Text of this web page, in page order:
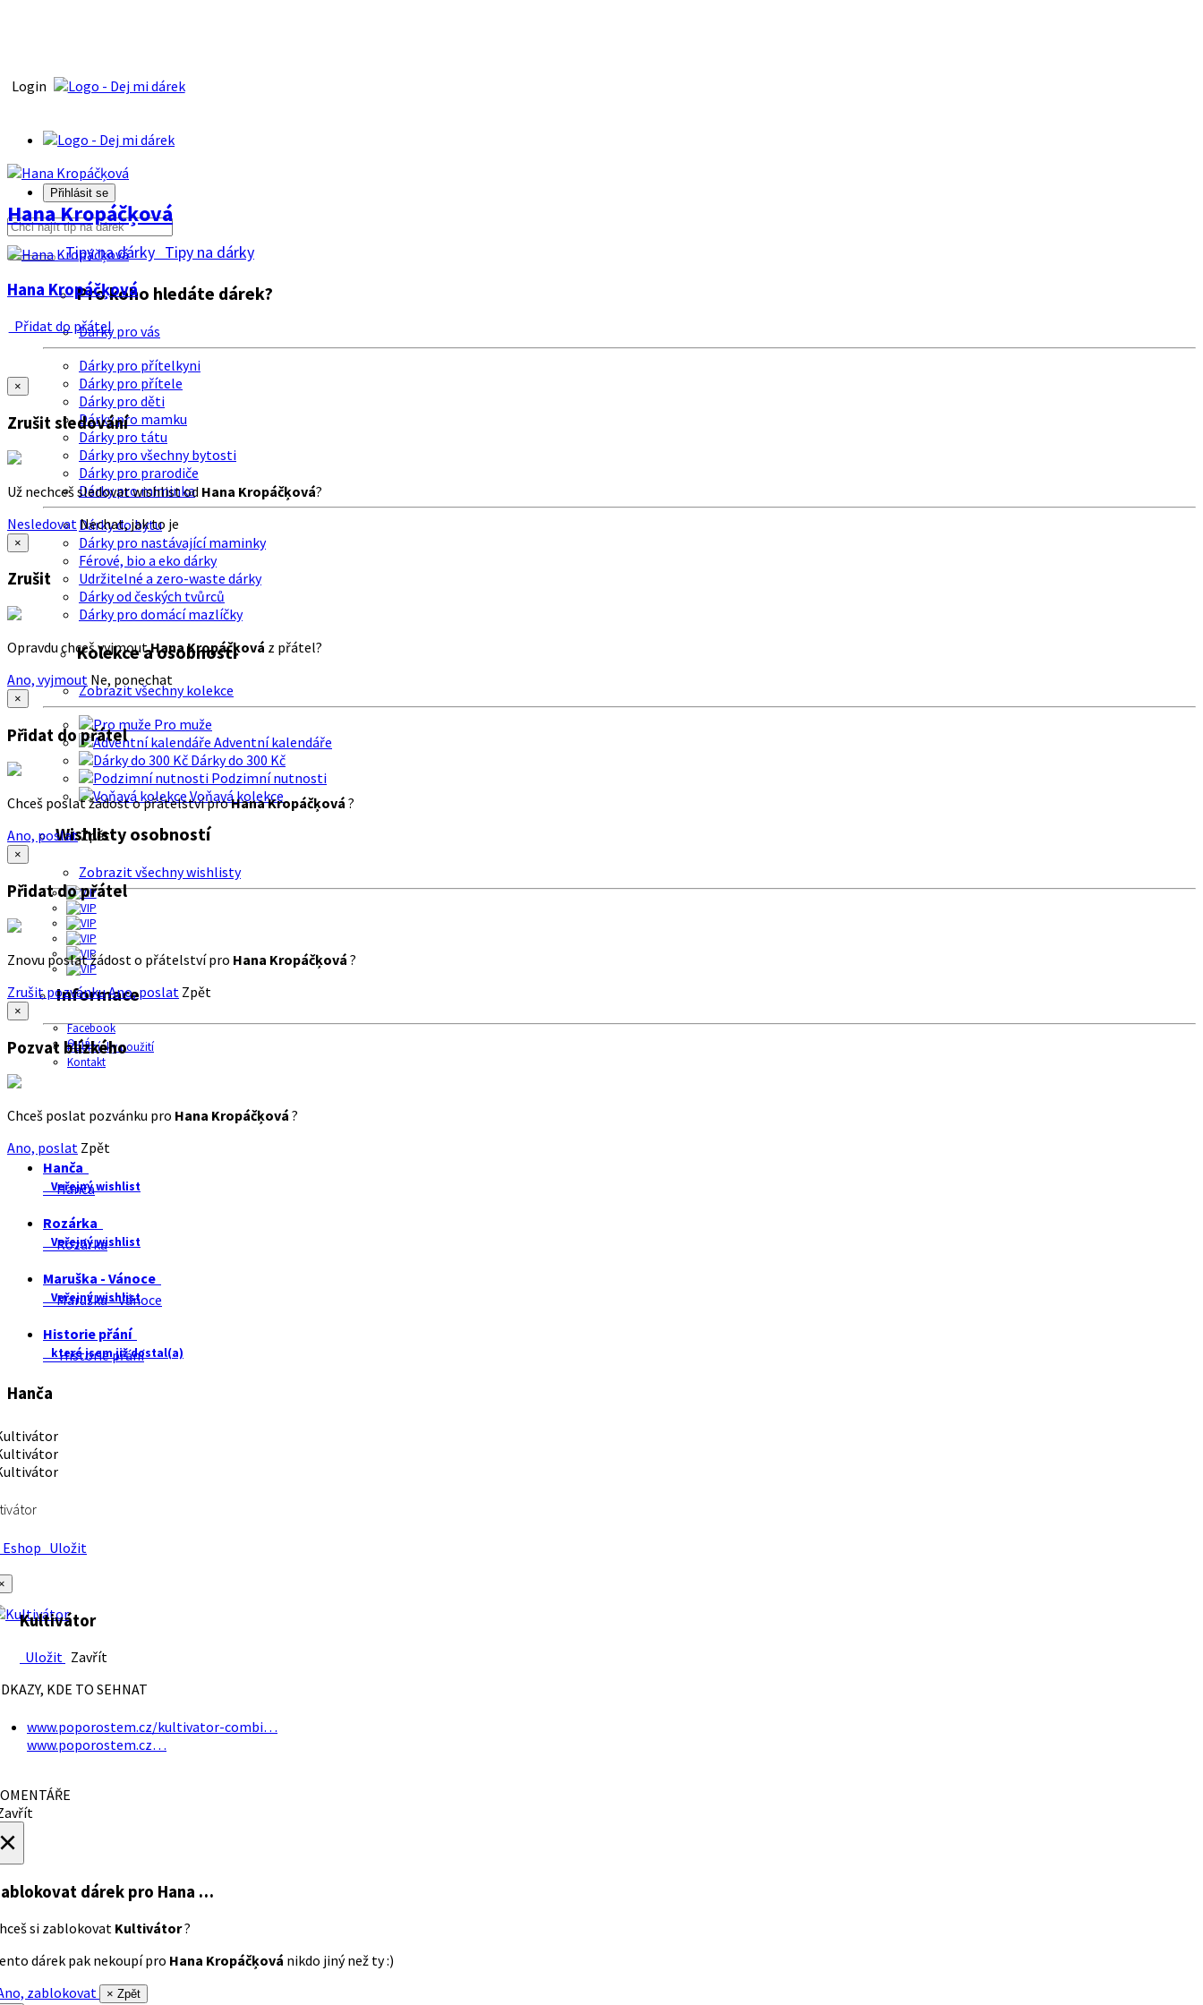
Login
Přihlásit se
Tipy na dárky Tipy na dárky
Pro koho hledáte dárek?
Dárky pro vás
Dárky pro přítelkyni
Dárky pro přítele
Dárky pro děti
Dárky pro mamku
Dárky pro tátu
Dárky pro všechny bytosti
Dárky pro prarodiče
Dárky pro miminka
Dárky do bytu
Dárky pro nastávající maminky
Férové, bio a eko dárky
Udržitelné a zero-waste dárky
Dárky od českých tvůrců
Dárky pro domácí mazlíčky
Kolekce a osobnosti
Zobrazit všechny kolekce
Pro muže
Adventní kalendáře
Dárky do 300 Kč
Podzimní nutnosti
Voňavá kolekce
Wishlisty osobností
Zobrazit všechny wishlisty
Informace
Facebook
O nás
Podmínky použití
Kontakt
Hana Kropáčķová
Hana Kropáčķová
Přidat do přátel
×
Zrušit sledování
Už nechceš sledovat wishlist od Hana Kropáčķová?
Nesledovat Nechat, jak to je
×
Zrušit
Opravdu chceš vyjmoutHana Kropáčķová z přátel?
Ano, vyjmout Ne, ponechat
×
Přidat do přátel
Chceš poslat žádost o přátelství proHana Kropáčķová ?
Ano, poslatZpět
×
Přidat do přátel
Znovu poslat žádost o přátelství pro Hana Kropáčķová ?
Zrušit pozvánkuAno, poslat Zpět
×
Pozvat blízkého
Chceš poslat pozvánku pro Hana Kropáčķová ?
Ano, poslat Zpět
Hanča
Veřejný wishlist
Hanča
Rozárka
Veřejný wishlist
Rozárka
Maruška - Vánoce
Veřejný wishlist
Maruška - Vánoce
Historie přání
které jsem již dostal(a)
Historie přání
Hanča
Uložit
Kultivátor
Uložit Zavřít
KDE TO SEHNAT
www.poporostem.cz/kultivator-combi…
www.poporostem.cz…
dárek pro Hana …
si zablokovat Kultivátor?
dárek pak nekoupí pro Hana Kropáčķová nikdo jiný než ty :)
zablokovat
× Zpět